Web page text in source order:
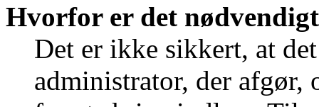
Hvorfor er det
Det er ikke sikkert, at
administrator, der afgør,